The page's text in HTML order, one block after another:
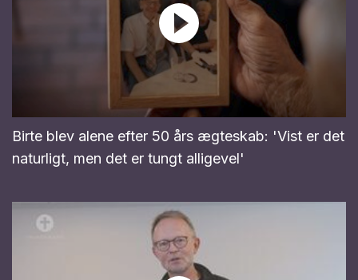
Birte blev alene efter 50 års ægteskab: 'Vist er det
naturligt, men det er tungt alligevel'